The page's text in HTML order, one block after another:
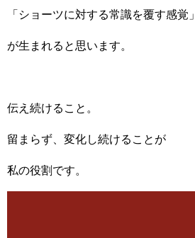
「ショーツに対する常識を覆す感覚」
が生まれると思います。
伝え続けること。
留まらず、変化し続けることが
私の役割です。